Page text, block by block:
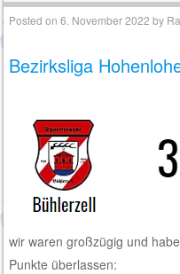
Posted on6. November 2022 by
Bezirksliga
wir waren großzügig und
Punkte überlassen: